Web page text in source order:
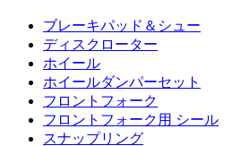
ブレーキパッド＆シュー
ディスクローター
ホイール
ホイールダンパーセット
フロントフォーク
フロントフォーク用 シール
スナップリング